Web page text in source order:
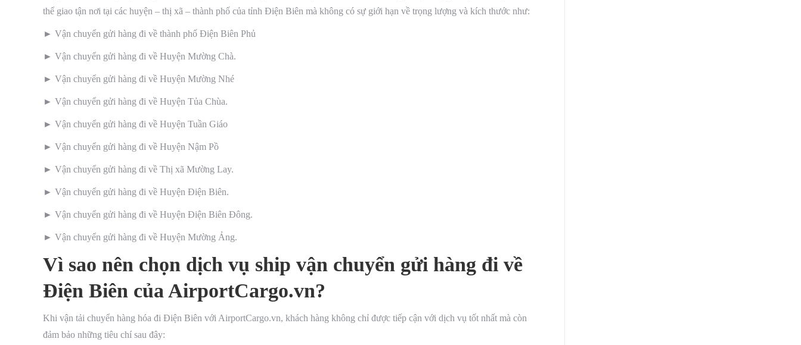
thể giao tận nơi tại các huyện – thị xã – thành phố của tỉnh Điện Biên mà không có sự giới hạn về trọng lượng và kích thước như:
► Vận chuyển gửi hàng đi về thành phố Điện Biên Phủ
► Vận chuyển gửi hàng đi về Huyện Mường Chà.
► Vận chuyển gửi hàng đi về Huyện Mường Nhé
► Vận chuyển gửi hàng đi về Huyện Tủa Chùa.
► Vận chuyển gửi hàng đi về Huyện Tuần Giáo
► Vận chuyển gửi hàng đi về Huyện Nậm Pồ
► Vận chuyển gửi hàng đi về Thị xã Mường Lay.
► Vận chuyển gửi hàng đi về Huyện Điện Biên.
► Vận chuyển gửi hàng đi về Huyện Điện Biên Đông.
► Vận chuyển gửi hàng đi về Huyện Mường Ảng.
Vì sao nên chọn dịch vụ ship vận chuyển gửi hàng đi về
Điện Biên của AirportCargo.vn?
Khi vận tải chuyển hàng hóa đi Điện Biên với AirportCargo.vn, khách hàng không chỉ được tiếp cận với dịch vụ tốt nhất mà còn
đảm bảo những tiêu chí sau đây: